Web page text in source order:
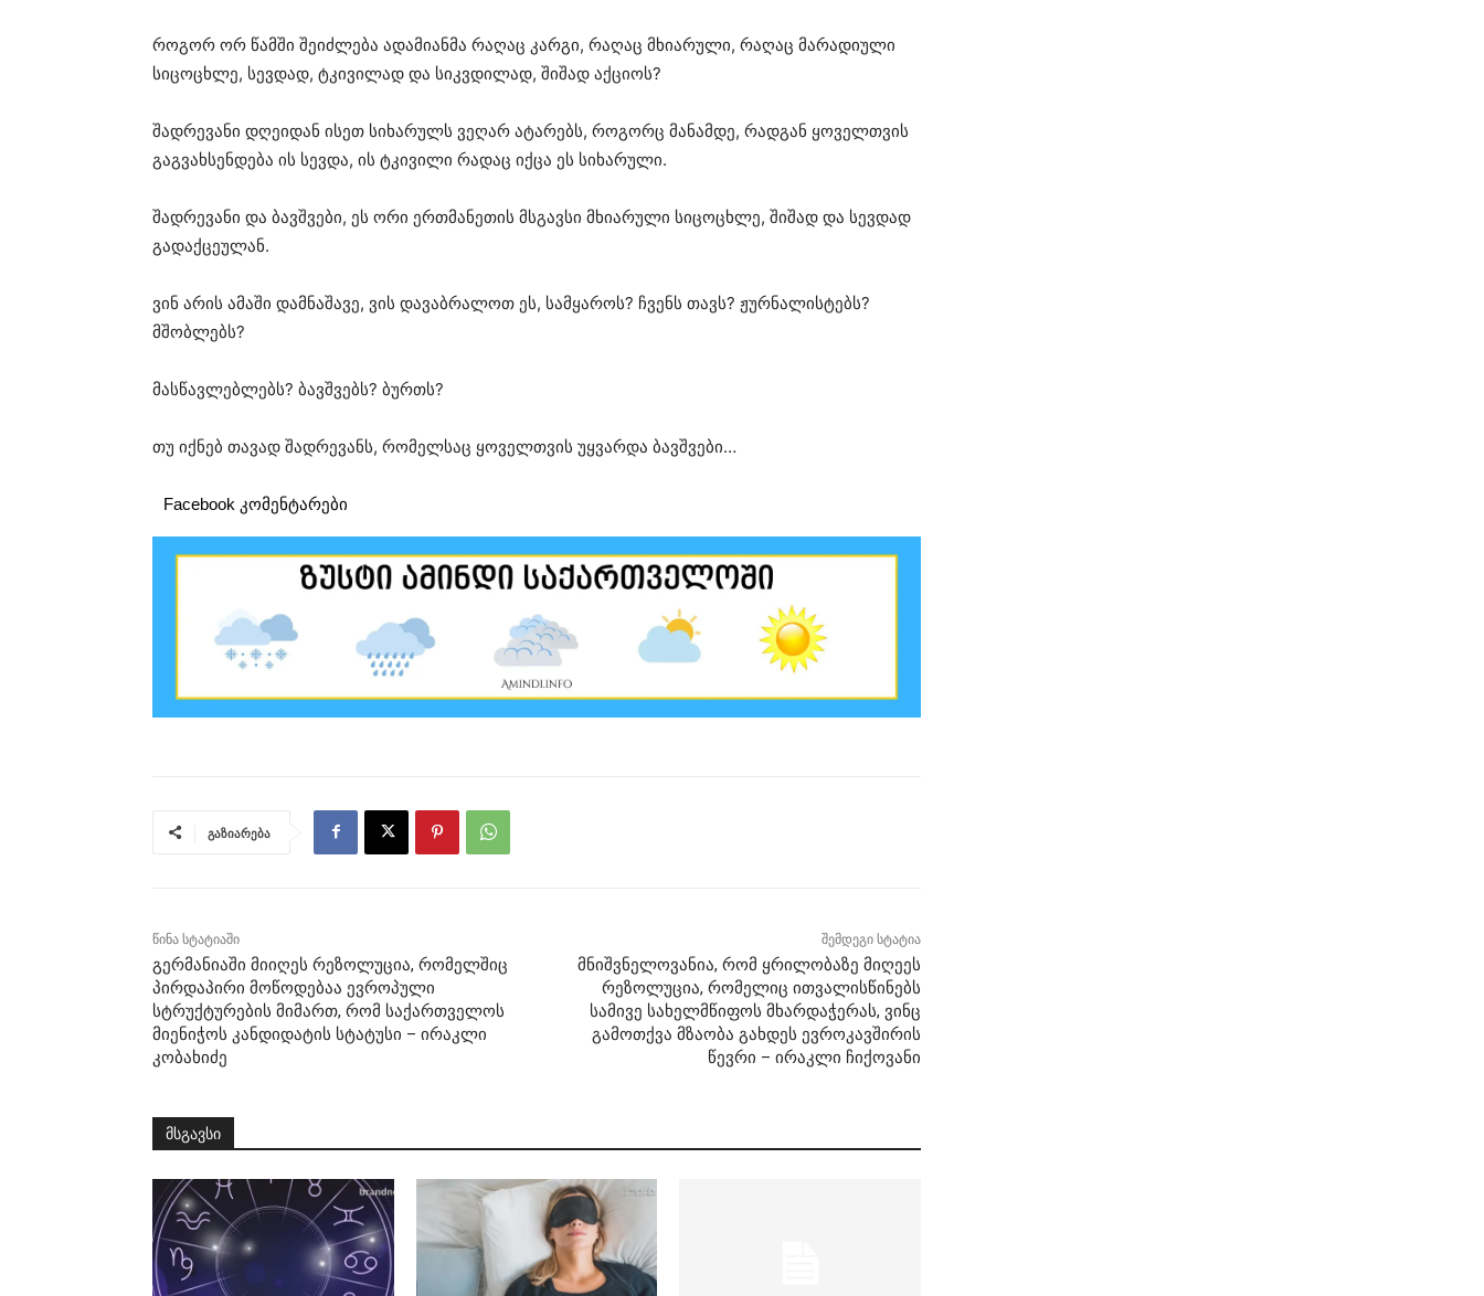
როგორ ორ წამში შეიძლება ადამიანმა რაღაც კარგი, რაღაც მხიარული, რაღაც მარადიული
სიცოცხლე, სევდად, ტკივილად და სიკვდილად, შიშად აქციოს?
შადრევანი დღეიდან ისეთ სიხარულს ვეღარ ატარებს, როგორც მანამდე, რადგან ყოველთვის
გაგვახსენდება ის სევდა, ის ტკივილი რადაც იქცა ეს სიხარული.
შადრევანი და ბავშვები, ეს ორი ერთმანეთის მსგავსი მხიარული სიცოცხლე, შიშად და სევდად
გადაქცეულან.
ვინ არის ამაში დამნაშავე, ვის დავაბრალოთ ეს, სამყაროს? ჩვენს თავს? ჟურნალისტებს?
მშობლებს?
მასწავლებლებს? ბავშვებს? ბურთს?
თუ იქნებ თავად შადრევანს, რომელსაც ყოველთვის უყვარდა ბავშვები…
Facebook კომენტარები
გაზიარება
წინა სტატიაში
გერმანიაში მიიღეს რეზოლუცია, რომელშიც
პირდაპირი მოწოდებაა ევროპული
სტრუქტურების მიმართ, რომ საქართველოს
მიენიჭოს კანდიდატის სტატუსი – ირაკლი
კობახიძე
შემდეგი სტატია
მნიშვნელოვანია, რომ ყრილობაზე მიღეეს
რეზოლუცია, რომელიც ითვალისწინებს
სამივე სახელმწიფოს მხარდაჭერას, ვინც
გამოთქვა მზაობა გახდეს ევროკავშირის
წევრი – ირაკლი ჩიქოვანი
მსგავსი